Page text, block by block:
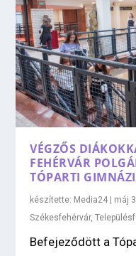
VÉGZŐS
FEHÉRVÁR
TÓPARTI
készítette: Media24 | máj
Székesfehérvár,
Befejeződött a